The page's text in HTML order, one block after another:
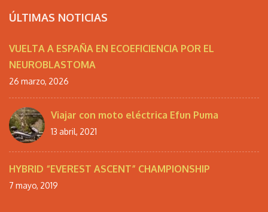
ÚLTIMAS NOTICIAS
VUELTA A ESPAÑA EN ECOEFICIENCIA POR EL
NEUROBLASTOMA
26 marzo, 2026
Viajar con moto eléctrica Efun Puma
13 abril, 2021
HYBRID “EVEREST ASCENT” CHAMPIONSHIP
7 mayo, 2019